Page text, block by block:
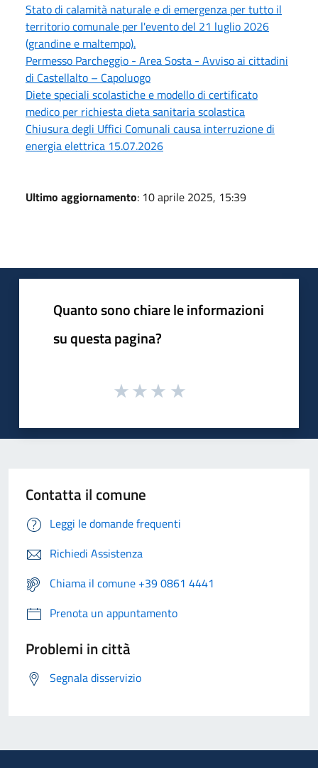
Stato di calamità naturale e di emergenza per tutto il
territorio comunale per l'evento del 21 luglio 2026
(grandine e maltempo).
Permesso Parcheggio - Area Sosta - Avviso ai cittadini
di Castellalto – Capoluogo
Diete speciali scolastiche e modello di certificato
medico per richiesta dieta sanitaria scolastica
Chiusura degli Uffici Comunali causa interruzione di
energia elettrica 15.07.2026
Ultimo aggiornamento: 10 aprile 2025, 15:39
Quanto sono chiare le informazioni
su questa pagina?
Contatta il comune
Leggi le domande frequenti
Richiedi Assistenza
Chiama il comune +39 0861 4441
Prenota un appuntamento
Problemi in città
Segnala disservizio